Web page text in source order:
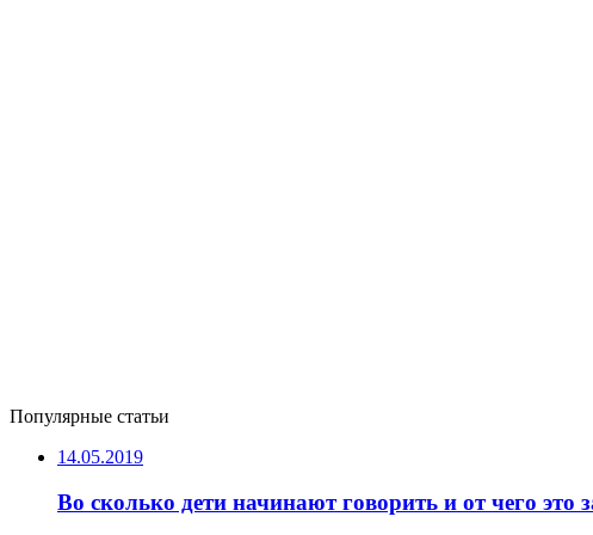
Популярные статьи
14.05.2019
Во сколько дети начинают говорить и от чего это